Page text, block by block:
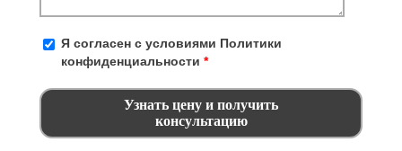
Я согласен с условиями Политики
конфиденциальности *